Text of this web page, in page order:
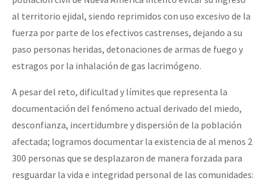
al territorio ejidal, siendo reprimidos con uso excesivo de la
fuerza por parte de los efectivos castrenses, dejando a su
paso personas heridas, detonaciones de armas de fuego y
estragos por la inhalación de gas lacrimógeno.
A pesar del reto, dificultad y límites que representa la
documentación del fenómeno actual derivado del miedo,
desconfianza, incertidumbre y dispersión de la población
afectada; logramos documentar la existencia de al menos 2
300 personas que se desplazaron de manera forzada para
resguardar la vida e integridad personal de las comunidades: